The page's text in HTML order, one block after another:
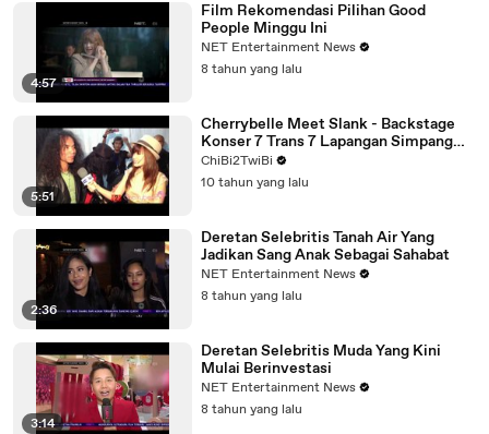
4:57
Film Rekomendasi Pilihan Good
People Minggu Ini
NET Entertainment News
8 tahun yang lalu
5:51
Cherrybelle Meet Slank - Backstage
Konser 7 Trans 7 Lapangan Simpang
Lima Semarang
ChiBi2TwiBi
10 tahun yang lalu
2:36
Deretan Selebritis Tanah Air Yang
Jadikan Sang Anak Sebagai Sahabat
NET Entertainment News
8 tahun yang lalu
3:14
Deretan Selebritis Muda Yang Kini
Mulai Berinvestasi
NET Entertainment News
8 tahun yang lalu